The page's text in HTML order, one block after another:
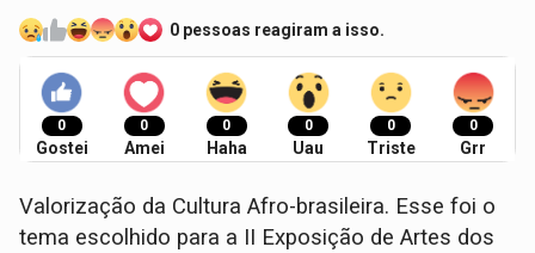
0 pessoas reagiram a isso.
0
Gostei
0
Amei
0
Haha
0
Uau
0
Triste
0
Grr
Valorização da Cultura Afro-brasileira. Esse foi o
tema escolhido para a II Exposição de Artes dos